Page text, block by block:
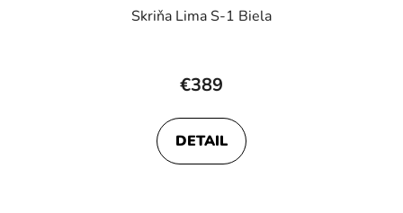
Skriňa Lima S-1 Biela
€389
DETAIL